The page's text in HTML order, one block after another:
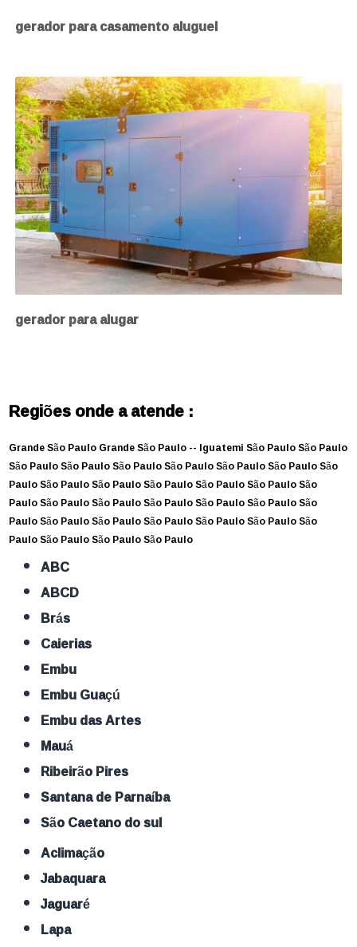
gerador para casamento aluguel
gerador para alugar
Regiões onde a atende :
Grande São PauloGrande São Paulo -- IguatemiSão PauloSão Paulo
São PauloSão PauloSão PauloSão PauloSão PauloSão PauloSão
PauloSão PauloSão PauloSão PauloSão PauloSão PauloSão
PauloSão PauloSão PauloSão PauloSão PauloSão PauloSão
PauloSão PauloSão PauloSão PauloSão PauloSão PauloSão
PauloSão PauloSão PauloSão Paulo
ABC
ABCD
Brás
Caierias
Embu
Embu Guaçú
Embu das Artes
Mauá
Ribeirão Pires
Santana de Parnaíba
São Caetano do sul
Aclimação
Jabaquara
Jaguaré
Lapa